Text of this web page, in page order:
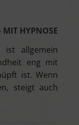
MIT HYPNOSE
ist allgemein
eng mit
ist. Wenn
steigt auch